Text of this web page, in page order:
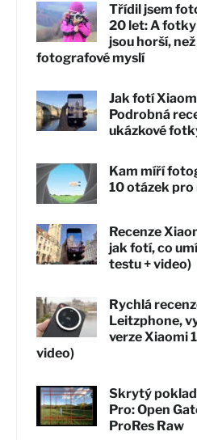
Třídil jsem
20 let: A
jsou horší, než
fotografové myslí
Jak fotí
Podrobná
ukázkové
Kam míří
10 otázek
Recenze
jak fotí, co
testu + video)
Rychlá
Leitzphone,
verze Xiaomi
video)
Skrytý poklad
Pro: Open
ProRes Raw